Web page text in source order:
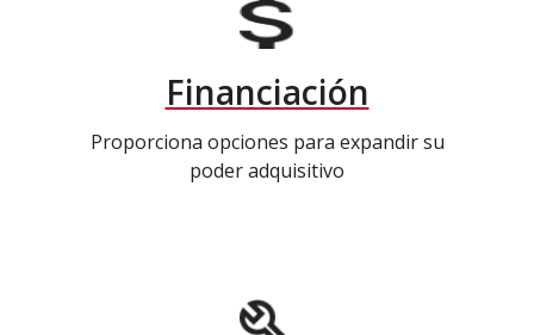
Financiación
Proporciona opciones para expandir su
poder adquisitivo